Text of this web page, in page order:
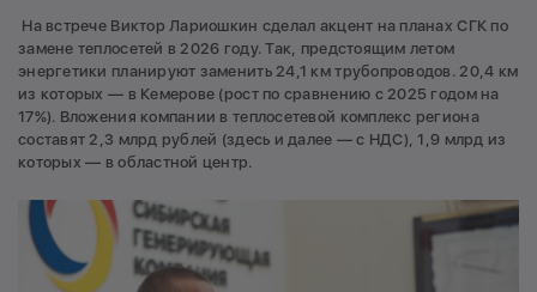
На встрече Виктор Лариошкин сделал акцент на планах СГК по
замене теплосетей в 2026 году. Так, предстоящим летом
энергетики планируют заменить 24,1 км трубопроводов. 20,4 км
из которых — в Кемерове (рост по сравнению с 2025 годом на
17%). Вложения компании в теплосетевой комплекс региона
составят 2,3 млрд рублей (здесь и далее — с НДС), 1,9 млрд из
которых — в областной центр.